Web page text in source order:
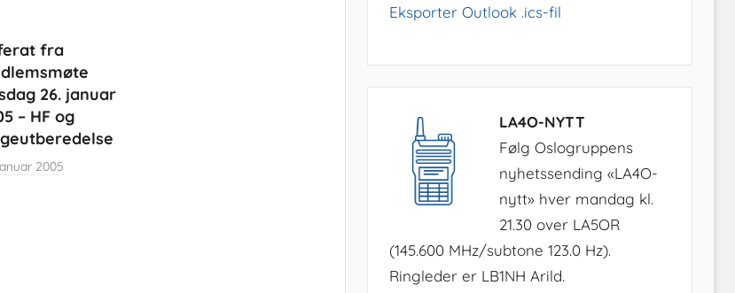
fra
26. januar
– HF og
2005
Eksporter Outlook .ics-fil
LA4O-NYTT
Følg Oslogruppens
nyhetssending «LA4O-
nytt» hver mandag kl.
21.30 over LA5OR
(145.600 MHz/subtone 123.0 Hz).
Ringleder er LB1NH Arild.